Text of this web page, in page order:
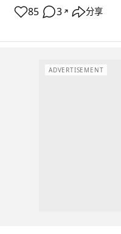
85 3 ↗ 分享
ADVERTISEMENT